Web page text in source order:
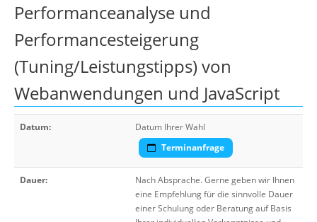
Performanceanalyse und
Performancesteigerung
(Tuning/Leistungstipps) von
Webanwendungen und JavaScript
Datum:
Datum Ihrer Wahl
Terminanfrage
Dauer:
Nach Absprache. Gerne geben wir Ihnen
eine Empfehlung für die sinnvolle Dauer
einer Schulung oder Beratung auf Basis